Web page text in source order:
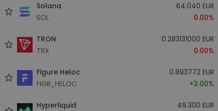
Solana
SOL
64.040 EUR
0.00%
TRON
TRX
0.283131000 EUR
0.00%
Figure Heloc
FIGR_HELOC
0.893772 EUR
+3.00%
Hyperliquid
49.300 EUR